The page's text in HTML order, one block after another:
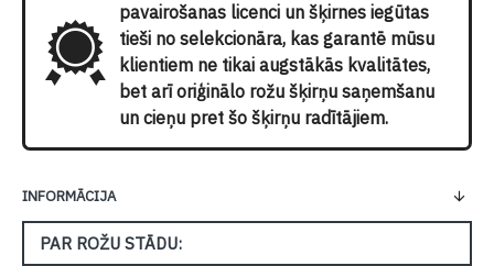
pavairošanas licenci un šķirnes iegūtas
tieši no selekcionāra, kas garantē mūsu
klientiem ne tikai augstākās kvalitātes,
bet arī oriģinālo rožu šķirņu saņemšanu
un cieņu pret šo šķirņu radītājiem.
INFORMĀCIJA
PAR ROŽU STĀDU: